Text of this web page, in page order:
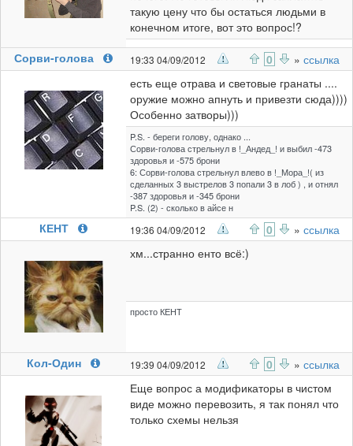
такую цену что бы остаться людьми в
конечном итоге, вот это вопрос!?
Сорви-голова
19:33 04/09/2012 0 » ссылка
есть еще отрава и световые гранаты ....
оружие можно апнуть и привезти сюда))))
Особенно затворы)))
P.S. - береги голову, однако ...
Сорви-голова стрельнул в !_Андед_! и выбил -473
здоровья и -575 брони
6: Сорви-голова стрельнул влево в !_Мора_!( из
сделанных 3 выстрелов 3 попали 3 в лоб ) , и отнял
-387 здоровья и -345 брони
P.S. (2) - сколько в айсе н
КЕНТ 19:36 04/09/2012 0 » ссылка
хм...странно енто всё:)
просто КЕНТ
Кол-Один 19:39 04/09/2012 0 » ссылка
Еще вопрос а модификаторы в чистом
виде можно перевозить, я так понял что
только схемы нельзя